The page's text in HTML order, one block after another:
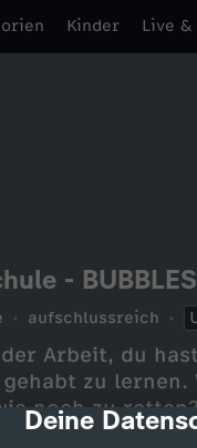
cmp-
Deine
Kinder Live &
-
aufschlussreich
Arbeit, du
zu lernen.
noch zu
KostasKind und